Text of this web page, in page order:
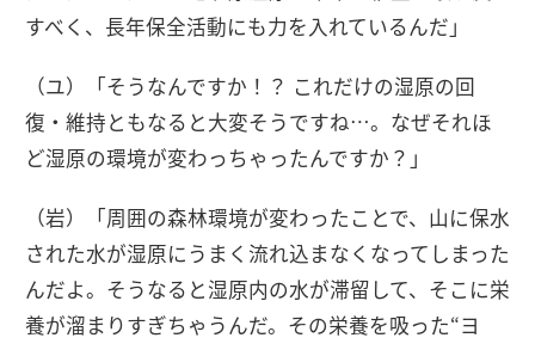
すべく、長年保全活動にも力を入れているんだ」
（ユ）「そうなんですか！？ これだけの湿原の回
復・維持ともなると大変そうですね…。なぜそれほ
ど湿原の環境が変わっちゃったんですか？」
（岩）「周囲の森林環境が変わったことで、山に保水
された水が湿原にうまく流れ込まなくなってしまった
んだよ。そうなると湿原内の水が滞留して、そこに栄
養が溜まりすぎちゃうんだ。その栄養を吸った“ヨ